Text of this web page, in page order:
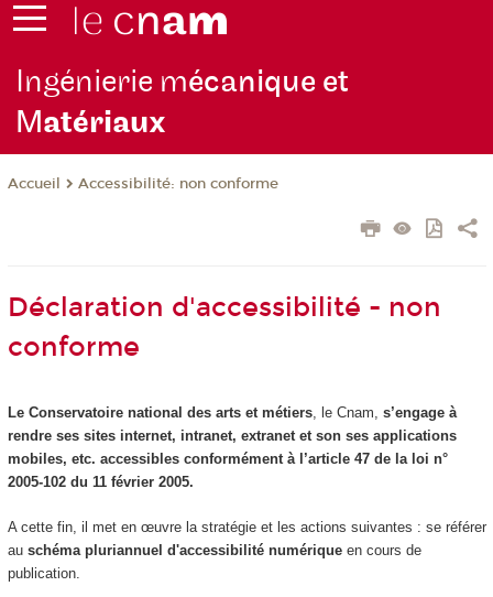
Ingénierie mécanique et
Matériaux
Accueil Accessibilité: non conforme
Déclaration d'accessibilité - non
conforme
Le Conservatoire national des arts et métiers, le Cnam, s’engage à
rendre ses sites internet, intranet, extranet et son ses applications
mobiles, etc. accessibles conformément à l’article 47 de la loi n°
2005-102 du 11 février 2005.
A cette fin, il met en œuvre la stratégie et les actions suivantes : se référer
au schéma pluriannuel d'accessibilité numériqueen cours de
publication.